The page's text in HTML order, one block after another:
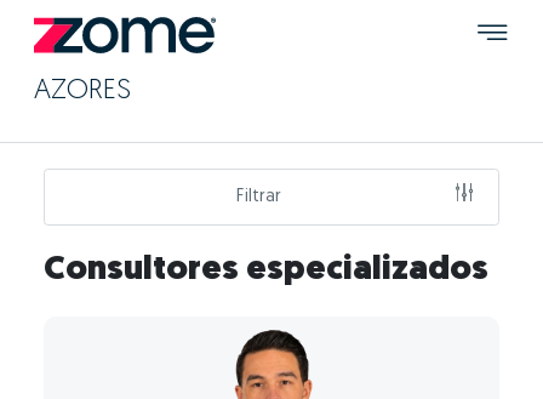
AZORES
Filtrar
Consultores especializados